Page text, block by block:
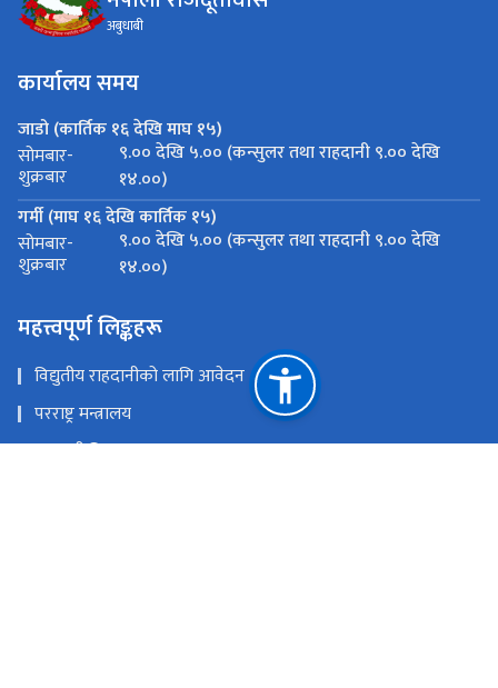
अबुधाबी
कार्यालय समय
जाडो (कार्तिक १६ देखि माघ १५)
सोमबार-
शुक्रबार
९.०० देखि ५.०० (कन्सुलर तथा राहदानी ९.०० देखि
१४.००)
गर्मी (माघ १६ देखि कार्तिक १५)
सोमबार-
शुक्रबार
९.०० देखि ५.०० (कन्सुलर तथा राहदानी ९.०० देखि
१४.००)
महत्त्वपूर्ण लिङ्कहरू
विद्युतीय राहदानीको लागि आवेदन
परराष्ट्र मन्त्रालय
राहदानी विभाग